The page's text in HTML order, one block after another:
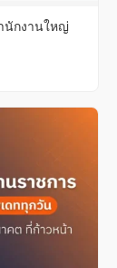
นักงานใหญ่